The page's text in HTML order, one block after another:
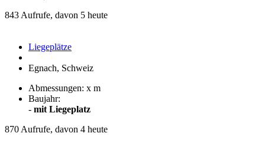
843 Aufrufe, davon 5 heute
Liegeplätze
Egnach, Schweiz
Abmessungen: x m
Baujahr:
- mit Liegeplatz
870 Aufrufe, davon 4 heute